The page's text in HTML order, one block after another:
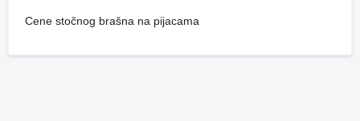
Cene stočnog brašna na pijacama